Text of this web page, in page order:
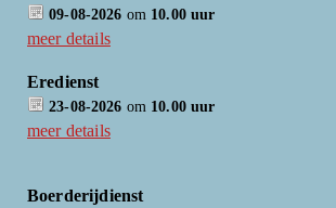
09-08-2026 om 10.00 uur
meer details
Eredienst
23-08-2026 om 10.00 uur
meer details
Boerderijdienst